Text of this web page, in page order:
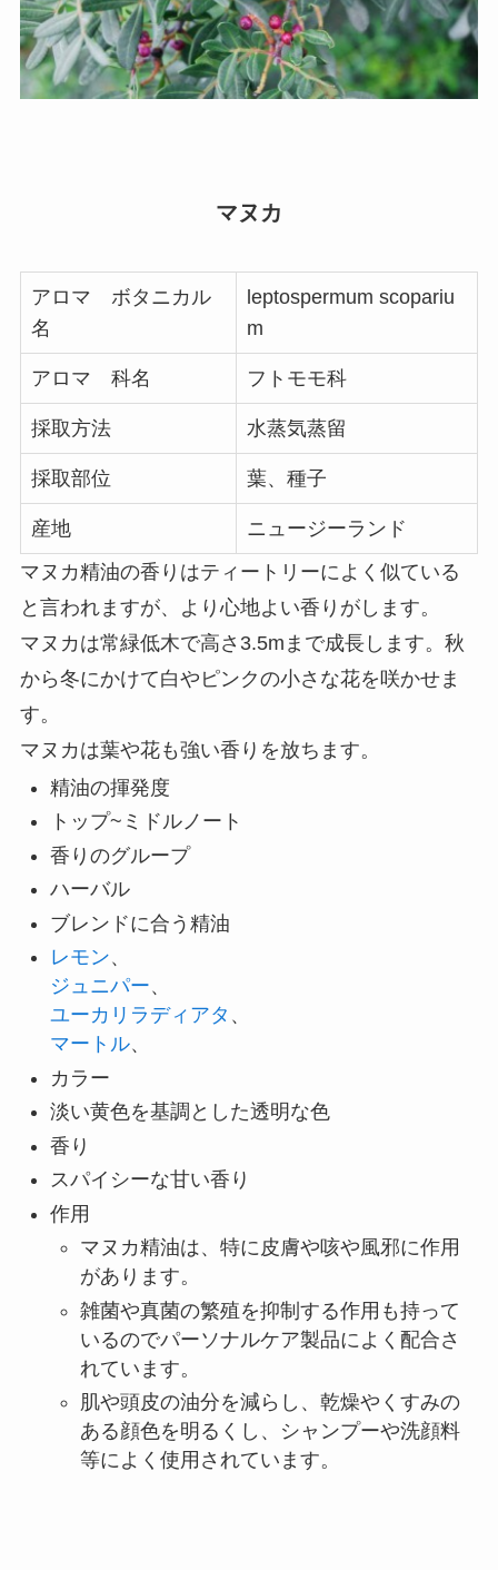
マヌカ
アロマ ボタニカル
名
leptospermum scopariu
m
アロマ 科名 フトモモ科
採取方法 水蒸気蒸留
採取部位 葉、種子
産地
ニュージーランド
マヌカ精油の香りはティートリーによく似ている
と言われますが、より心地よい香りがします。
マヌカは常緑低木で高さ3.5mまで成長します。秋
から冬にかけて白やピンクの小さな花を咲かせま
す。
マヌカは葉や花も強い香りを放ちます。
精油の揮発度
トップ~ミドルノート
香りのグループ
ハーバル
ブレンドに合う精油
レモン、
ジュニパー、
ユーカリラディアタ 、
マートル、
カラー
淡い黄色を基調とした透明な色
香り
スパイシーな甘い香り
作用
マヌカ精油は、特に皮膚や咳や風邪に作用
があります。
雑菌や真菌の繁殖を抑制する作用も持って
いるのでパーソナルケア製品によく配合さ
れています。
肌や頭皮の油分を減らし、乾燥やくすみの
ある顔色を明るくし、シャンプーや洗顔料
等によく使用されています。